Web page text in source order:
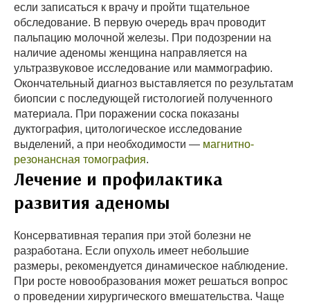
если записаться к врачу и пройти тщательное
обследование. В первую очередь врач проводит
пальпацию молочной железы. При подозрении на
наличие аденомы женщина направляется на
ультразвуковое исследование или маммографию.
Окончательный диагноз выставляется по результатам
биопсии с последующей гистологией полученного
материала. При поражении соска показаны
дуктография, цитологическое исследование
выделений, а при необходимости — магнитно-
резонансная томография.
Лечение и профилактика
развития аденомы
Консервативная терапия при этой болезни не
разработана. Если опухоль имеет небольшие
размеры, рекомендуется динамическое наблюдение.
При росте новообразования может решаться вопрос
о проведении хирургического вмешательства. Чаще